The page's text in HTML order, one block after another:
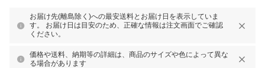
お届け先(離島除く)への最安送料とお届け日を表示していま
す。 お届け日は目安のため、正確な情報は注文画面でご確認
ください。
価格や送料、納期等の詳細は、商品のサイズや色によって異な
る場合があります